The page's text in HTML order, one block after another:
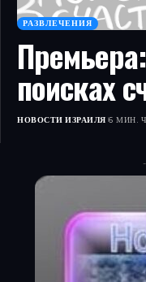
РАЗВЛЕЧЕНИЯ
поисках
НОВОСТИ ИЗРАИЛЯ 6 МИН.